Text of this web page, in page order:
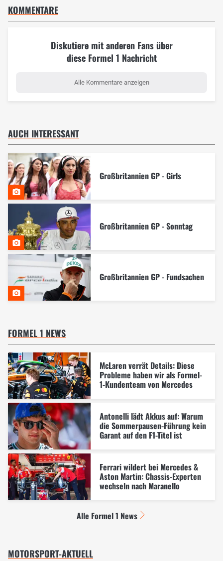
KOMMENTARE
Diskutiere mit anderen Fans über
diese Formel 1 Nachricht
Alle Kommentare anzeigen
AUCH INTERESSANT
Großbritannien GP - Girls
Großbritannien GP - Sonntag
Großbritannien GP - Fundsachen
FORMEL 1 NEWS
McLaren verrät Details: Diese
Probleme haben wir als Formel-
1-Kundenteam von Mercedes
Antonelli lädt Akkus auf: Warum
die Sommerpausen-Führung kein
Garant auf den F1-Titel ist
Ferrari wildert bei Mercedes &
Aston Martin: Chassis-Experten
wechseln nach Maranello
Alle Formel 1 News
MOTORSPORT-AKTUELL